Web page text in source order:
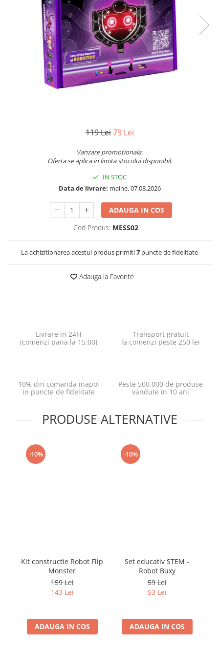
Jocuri pentru o persoana
Jocuri pentru 2 persoane
Game cunoscute
Carcassonne
Jocuri de masa
Jocuri de societate in limba
Vezi toate jocurile de societate
Vezi toate produsele STEM
119 Lei 79 Lei
Vanzare promotionala:
Oferta se aplica in limita stocului disponibil.
IN STOC
Data de livrare: maine, 07.08.2026
ADAUGA IN COS
Cod Produs: MESS02
La achizitionarea acestui produs primiti7 puncte de fidelitate
Adauga la Favorite
Livrare in 24H
(comenzi pana la 15:00)
Transport gratuit
la comenzi peste 250 lei
10% din comanda inapoi
in puncte de fidelitate
Peste 500.000 de produse
vandute in 10 ani
PRODUSE ALTERNATIVE
-10%
Kit constructie Robot Flip
Monster
159 Lei
143 Lei
ADAUGA IN COS
-10%
Set educativ STEM -
Robot Buxy
59 Lei
53 Lei
ADAUGA IN COS